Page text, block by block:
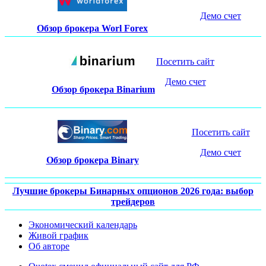
Обзор брокера Worl Forex
Демо счет
Обзор брокера Binarium
Посетить сайт
Демо счет
Обзор брокера Binary
Посетить сайт
Демо счет
Лучшие брокеры Бинарных опционов 2026 года: выбор
трейдеров
Экономический календарь
Живой график
Об авторе